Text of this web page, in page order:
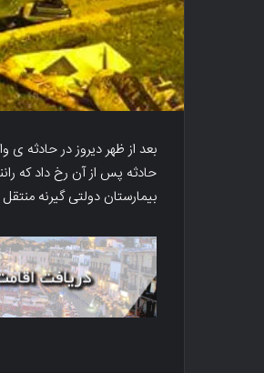
بعد از ظهر دیروز در حادثه
حادثه پس از آن رخ داد که
بیمارستان دولتی گیرنه